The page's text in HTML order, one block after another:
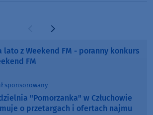
Poprzednia strona
Następna strona
lato z Weekend FM - poranny konkurs
FM
sponsorowany
"Pomorzanka" w Człuchowie
o przetargach i ofertach najmu